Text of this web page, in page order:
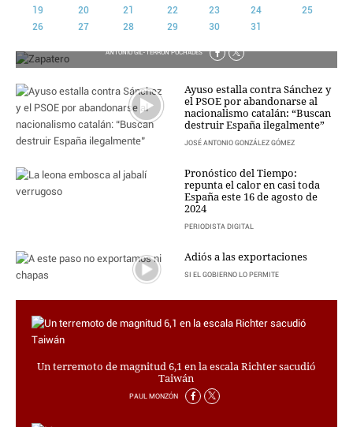
LO ÚLTIMO
BLOGS
VÍDEOS
TEMAS
PERSONAJES
ORGANISMOS
LUGARES
AUTORES
ENLACES
EDICIONES
AMÉRICA
19
20 21 22 23 24
25
26
27 28 29 30 31
No es más tonto porque no se entrena
ANTONIO GIL-TERRÓN PUCHADES
Ayuso estalla contra Sánchez y
el PSOE por abandonarse al
nacionalismo catalán: “Buscan
destruir España ilegalmente”
JOSÉ ANTONIO GONZÁLEZ GÓMEZ
Pronóstico del Tiempo:
repunta el calor en casi toda
España este 16 de agosto de
2024
PERIODISTA DIGITAL
Adiós a las exportaciones
SI EL GOBIERNO LO PERMITE
Un terremoto de magnitud 6,1 en la escala Richter sacudió
Taiwán
PAUL MONZÓN